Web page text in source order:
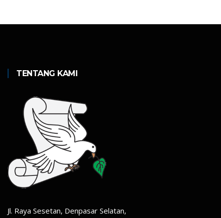
TENTANG KAMI
Jl. Raya Sesetan, Denpasar Selatan,